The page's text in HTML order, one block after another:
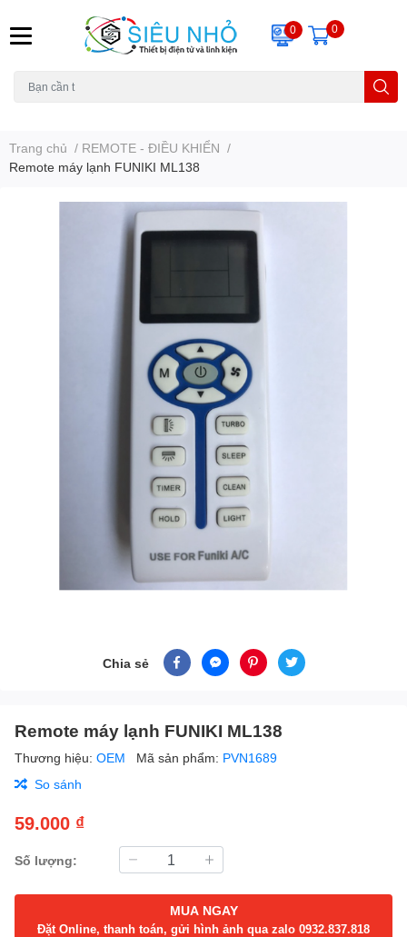
0 0
Trang chủ / REMOTE - ĐIỀU KHIỂN /
Remote máy lạnh FUNIKI ML138
Chia sẻ
Remote máy lạnh FUNIKI ML138
Thương hiệu: OEM Mã sản phẩm: PVN1689
So sánh
59.000 ₫
Số lượng:
MUA NGAY
Đặt Online, thanh toán, gửi hình ảnh qua zalo 0932.837.818